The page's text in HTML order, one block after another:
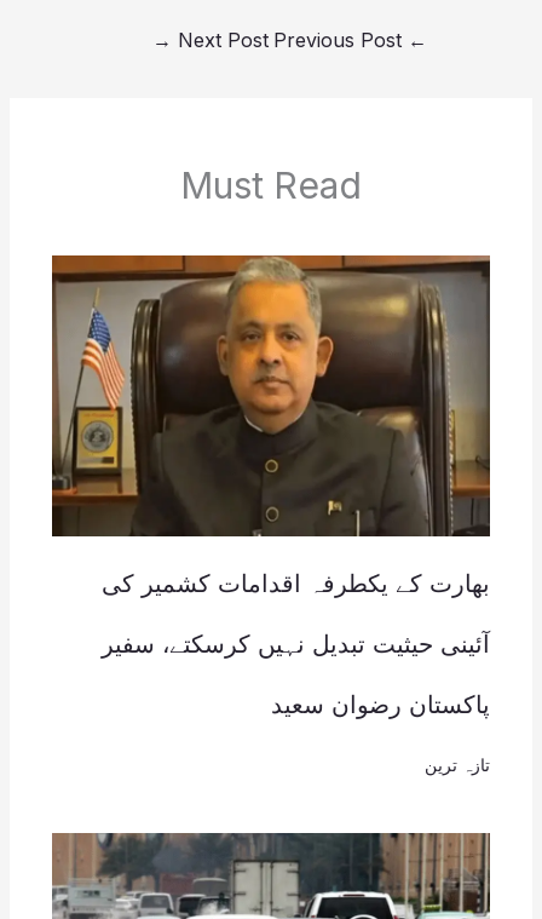
←
Next Post
→
Must Read
بھارت کے یکطرفہ اقدامات کشمیر کی
آئینی حیثیت تبدیل نہیں کرسکتے، سفیر
پاکستان رضوان سعید
تازہ ترین